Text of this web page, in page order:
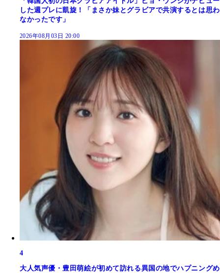
した週プレに凱旋！「まさか妹とグラビアで共演するとは思わ
なかったです」
2026年08月03日 20:00
4
大人気声優・豊田萌絵が初めて訪れる異国の地でハプニングめ